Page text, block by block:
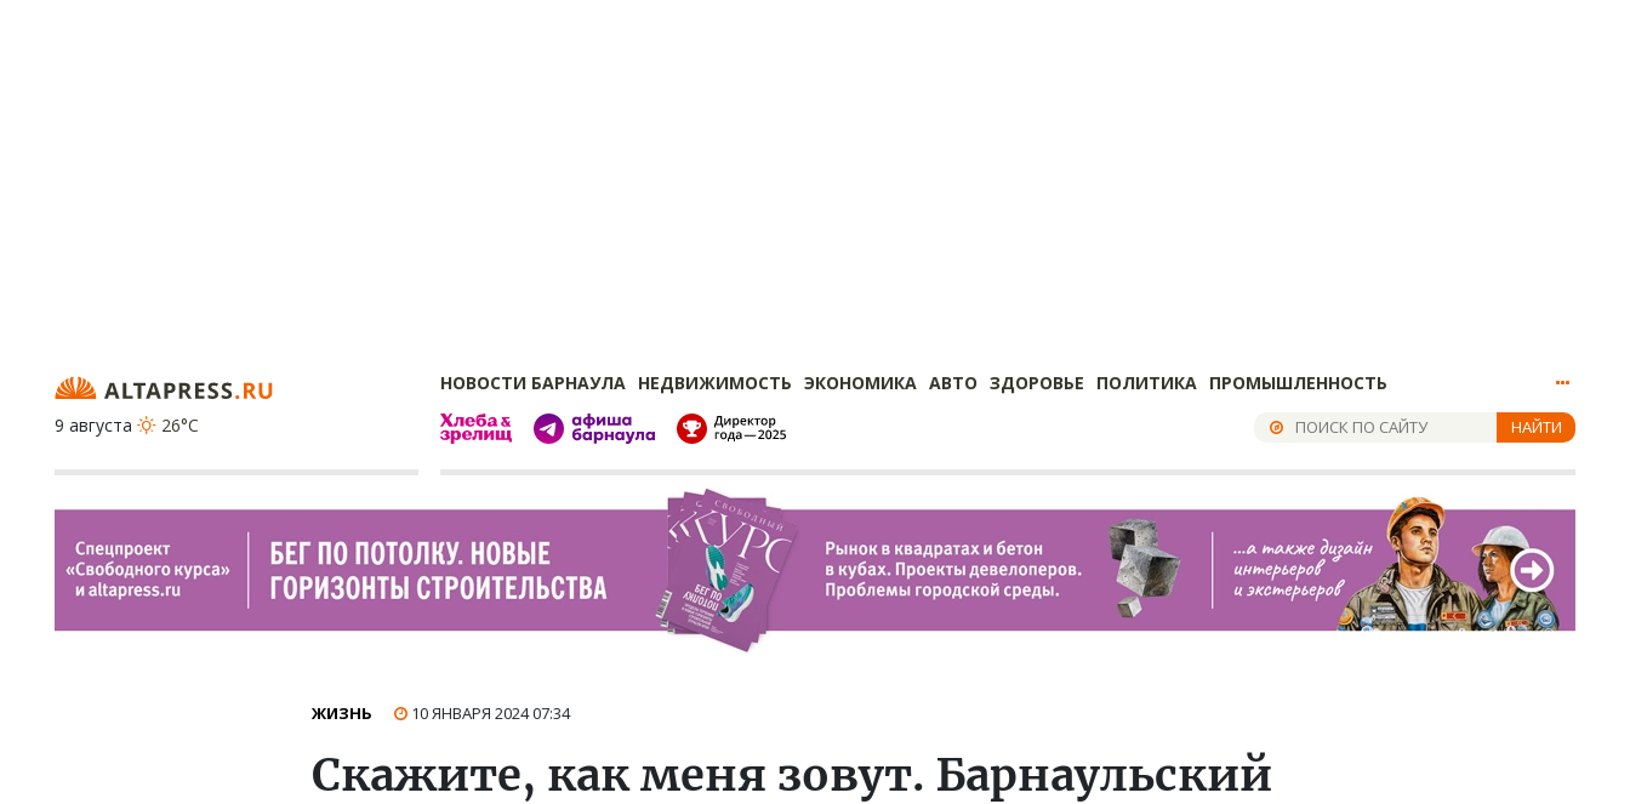
НОВОСТИ БАРНАУЛА НЕДВИЖИМОСТЬ ЭКОНОМИКА АВТО ЗДОРОВЬЕ ПОЛИТИКА ПРОМЫШЛЕННОСТЬ
9 августа
26°C НАЙТИ
ЖИЗНЬ 10 ЯНВАРЯ 202407:34
Скажите, как меня зовут. Барнаульский